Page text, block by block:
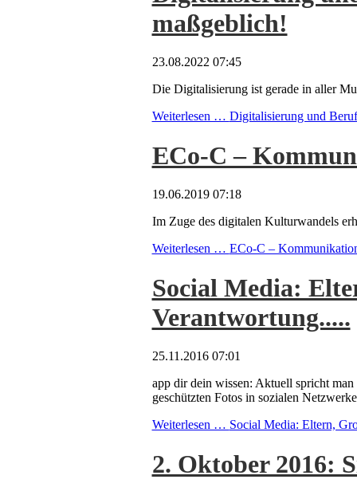
maßgeblich!
23.08.2022 07:45
Die Digitalisierung ist gerade in aller
Weiterlesen … Digitalisierung und
ECo-C –
19.06.2019 07:18
Im Zuge des digitalen Kulturwandels
Weiterlesen … ECo-C –
Social Media:
Verantwortung.....
25.11.2016 07:01
app dir dein wissen: Aktuell spricht
geschützten Fotos in sozialen
Weiterlesen … Social Media: Eltern,
2. Oktober 2016: